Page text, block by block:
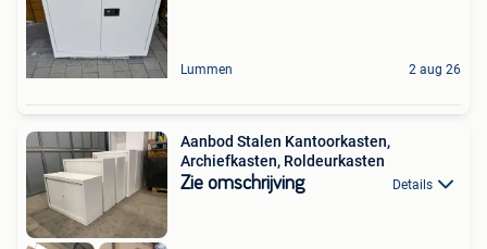
Lummen 2 aug 26
Aanbod Stalen Kantoorkasten,
Archiefkasten, Roldeurkasten
Zie omschrijving Details